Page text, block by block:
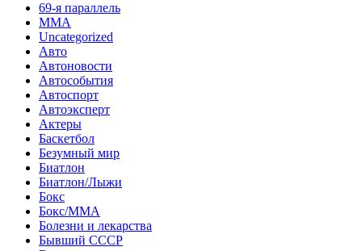
69-я параллель
MMA
Uncategorized
Авто
Автоновости
Автособытия
Автоспорт
Автоэксперт
Актеры
Баскетбол
Безумный мир
Биатлон
Биатлон/Лыжи
Бокс
Бокс/MMA
Болезни и лекарства
Бывший СССР